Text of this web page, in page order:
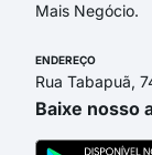
Mais Negócio.
ENDEREÇO
Rua Tabapuã,
Baixe nosso